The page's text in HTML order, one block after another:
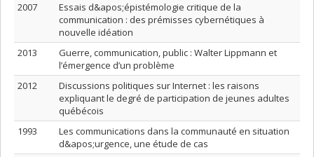
2007
Essais d&apos;épistémologie critique de la
communication : des prémisses cybernétiques à
nouvelle idéation
2013
Guerre, communication, public : Walter Lippmann et
l’émergence d’un problème
2012
Discussions politiques sur Internet : les raisons
expliquant le degré de participation de jeunes adultes
québécois
1993
Les communications dans la communauté en situation
d&apos;urgence, une étude de cas